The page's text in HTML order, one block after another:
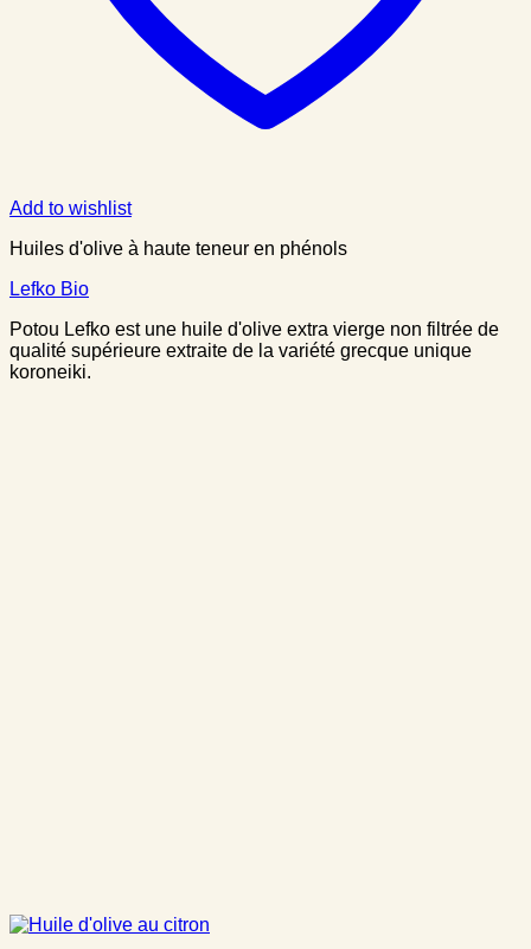
Add to wishlist
Huiles d'olive à haute teneur en phénols
Lefko Bio
Potou Lefko est une huile d'olive extra vierge non filtrée de
qualité supérieure extraite de la variété grecque unique
koroneiki.